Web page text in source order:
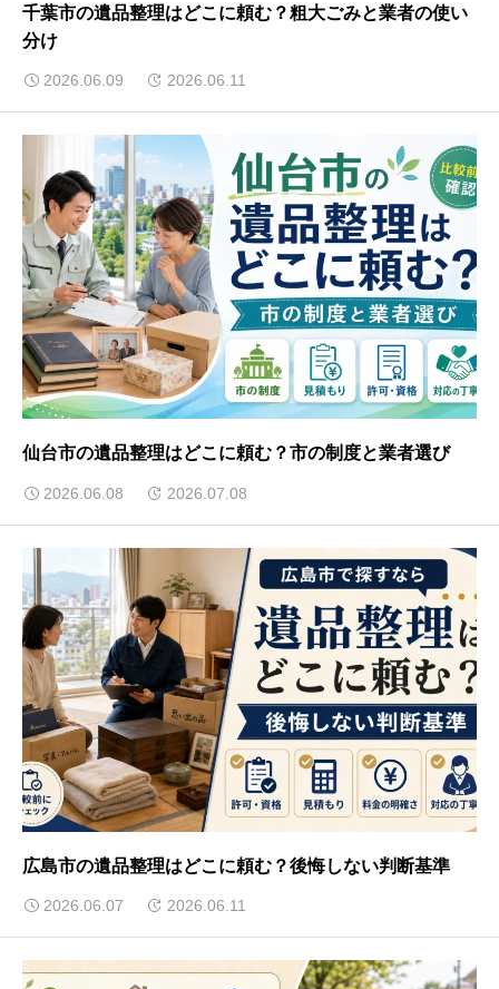
千葉市の遺品整理はどこに頼む？粗大ごみと業者の使い
分け
2026.06.09 2026.06.11
仙台市の遺品整理はどこに頼む？市の制度と業者選び
2026.06.08 2026.07.08
広島市の遺品整理はどこに頼む？後悔しない判断基準
2026.06.07 2026.06.11